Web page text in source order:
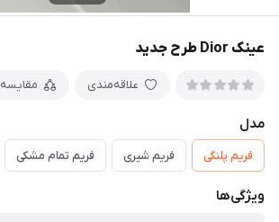
عینک Dior طرح جدید
علاقه‌مندی مقایسه
مدل
فریم پلنگی فریم شیری فریم تمام مشکی
ویژگی‌ها